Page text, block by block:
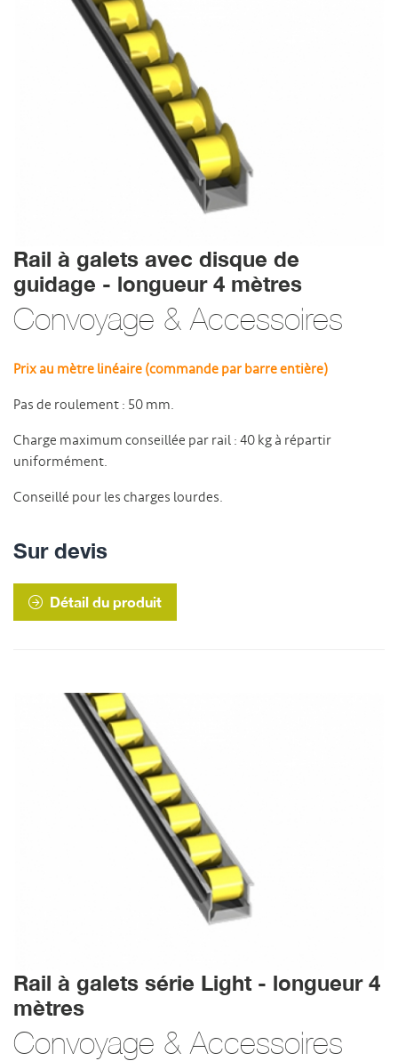
Rail à galets avec disque de
guidage - longueur 4 mètres
Convoyage & Accessoires
Prix au mètre linéaire (commande par barre entière)
Pas de roulement : 50 mm.
Charge maximum conseillée par rail : 40 kg à répartir
uniformément.
Conseillé pour les charges lourdes.
Sur devis
Détail du produit
Rail à galets série Light - longueur 4
mètres
Convoyage & Accessoires